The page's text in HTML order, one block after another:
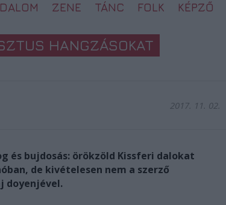
ZENE TÁNC FOLK KÉPZŐ
HANGZÁSOKAT
2017. 11. 02.
és bujdosás: örökzöld Kissferi dalokat
de kivételesen nem a szerző
doyenjével.